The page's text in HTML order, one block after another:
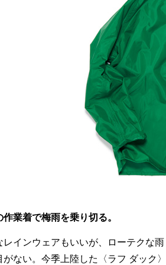
業着で梅雨を乗り切る。
レインウェアもいいが、ローテクな雨
がない。今季上陸した〈ラフ ダック〉
ているから雨が降ってもなんのその。
の中途半端な場所に縫い付けられた